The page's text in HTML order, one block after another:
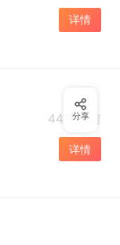
详情
44分钟前
详情
分享